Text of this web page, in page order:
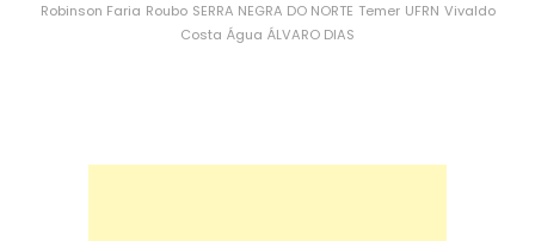
Robinson Faria Roubo SERRA NEGRA DO NORTE Temer UFRN Vivaldo
Costa Água ÁLVARO DIAS